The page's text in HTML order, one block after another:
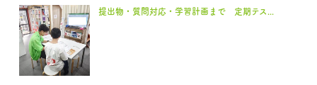
提出物・質問対応・学習計画まで 定期テス...